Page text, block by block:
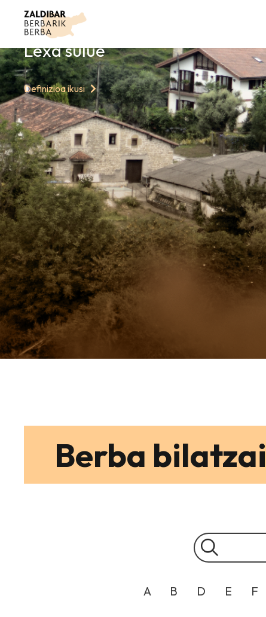
GAURKO
Lexa sulue
Definizioa ikusi
Berba
A B D E F